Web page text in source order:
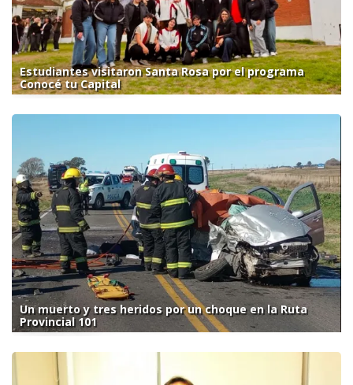
Estudiantes visitaron Santa Rosa por el programa
Conocé tu Capital
Un muerto y tres heridos por un choque en la Ruta
Provincial 101